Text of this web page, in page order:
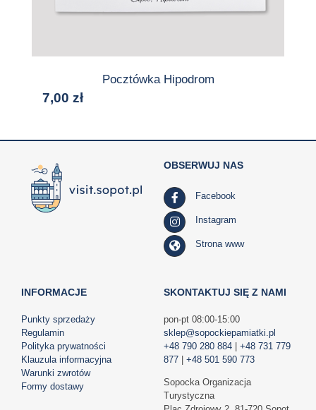
Pocztówka Hipodrom
7,00 zł
INFORMACJE
Punkty sprzedaży
Regulamin
Polityka prywatności
Klauzula informacyjna
Warunki zwrotów
Formy dostawy
OBSERWUJ NAS
Facebook
Instagram
Strona www
SKONTAKTUJ SIĘ Z NAMI
pon-pt 08:00-15:00
sklep@sopockiepamiatki.pl
+48 790 280 884| +48 731 779
877| +48 501 590 773
Sopocka Organizacja
Turystyczna